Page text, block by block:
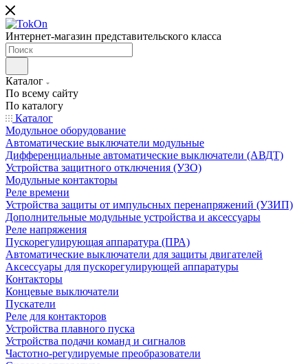
Интернет-магазин представительского класса
Каталог
По всему сайту
По каталогу
Каталог
Модульное оборудование
Автоматические выключатели модульные
Дифференциальные автоматические выключатели (АВДТ)
Устройства защитного отключения (УЗО)
Модульные контакторы
Реле времени
Устройства защиты от импульсных перенапряжений (УЗИП)
Дополнительные модульные устройства и аксессуары
Реле напряжения
Пускорегулирующая аппаратура (ПРА)
Автоматические выключатели для защиты двигателей
Аксессуары для пускорегулирующей аппаратуры
Контакторы
Концевые выключатели
Пускатели
Реле для контакторов
Устройства плавного пуска
Устройства подачи команд и сигналов
Частотно-регулируемые преобразователи